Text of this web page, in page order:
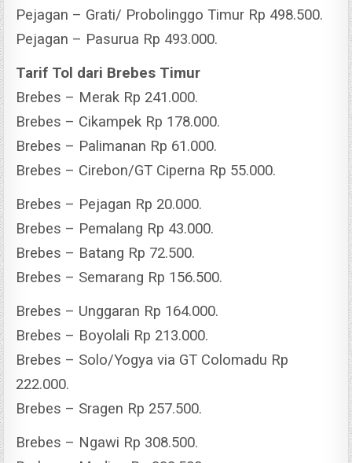
Pejagan – Grati/ Probolinggo Timur Rp 498.500.
Pejagan – Pasurua Rp 493.000.
Tarif Tol dari Brebes Timur
Brebes – Merak Rp 241.000.
Brebes – Cikampek Rp 178.000.
Brebes – Palimanan Rp 61.000.
Brebes – Cirebon/GT Ciperna Rp 55.000.
Brebes – Pejagan Rp 20.000.
Brebes – Pemalang Rp 43.000.
Brebes – Batang Rp 72.500.
Brebes – Semarang Rp 156.500.
Brebes – Unggaran Rp 164.000.
Brebes – Boyolali Rp 213.000.
Brebes – Solo/Yogya via GT Colomadu Rp
222.000.
Brebes – Sragen Rp 257.500.
Brebes – Ngawi Rp 308.500.